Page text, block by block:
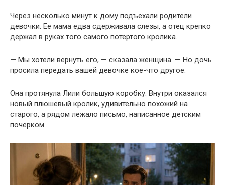
Через несколько минут к дому подъехали родители
девочки. Ее мама едва сдерживала слезы, а отец крепко
держал в руках того самого потертого кролика.
— Мы хотели вернуть его, — сказала женщина. — Но дочь
просила передать вашей девочке кое-что другое.
Она протянула Лили большую коробку. Внутри оказался
новый плюшевый кролик, удивительно похожий на
старого, а рядом лежало письмо, написанное детским
почерком.